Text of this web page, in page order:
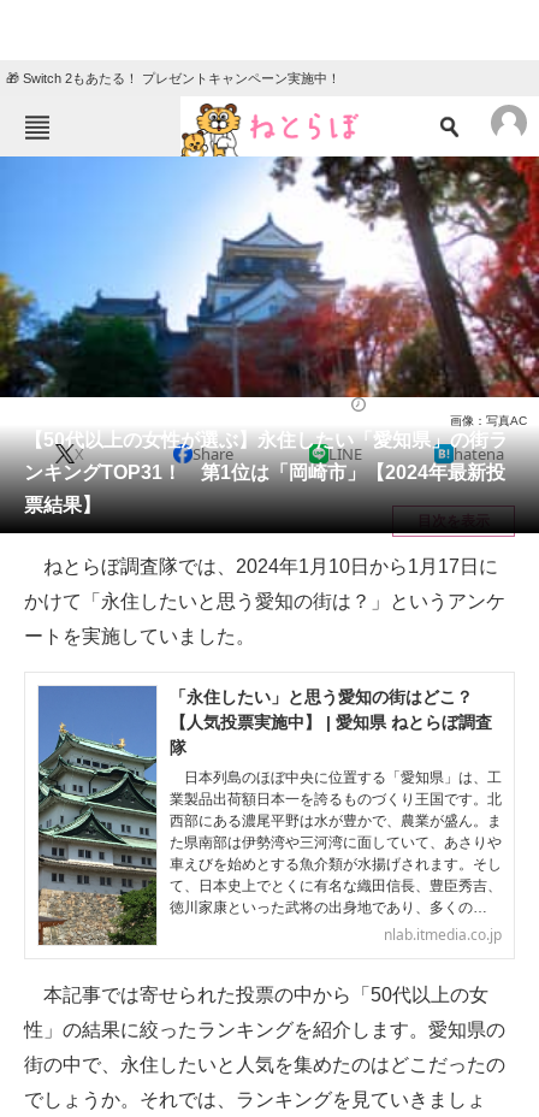
🎁 Switch 2もあたる！ プレゼントキャンペーン実施中！
ニュース
クイズ
グルメ 地域
住まい 教育・育児
動物 リサーチ
会員記事
メディア
注目記事を集めた総合ページ
ITの今と未来を見通す
スマホと通信の最新トレンド
進化するPCとデバイスの未来
好きが集まる 比べて選べる
ビジネスと働き方のヒント
AI活用のいまが分かる
企業ITのトレンドを詳説
マーケ×ITの今がよく分かる
ITエンジニア向け専門サイト
企業向けIT製品の総合サイト
【50代以上の女性が選ぶ】永住したい「愛知県」の街ラ
ンキングTOP31！ 第1位は「岡崎市」【2024年最新投
票結果】
画像：写真AC
X Share LINE hatena
目次を表示
ねとらぼ調査隊では、2024年1月10日から1月17日に
かけて「永住したいと思う愛知の街は？」というアンケ
ートを実施していました。
「永住したい」と思う愛知の街はどこ？
【人気投票実施中】 | 愛知県 ねとらぼ調査
隊
日本列島のほぼ中央に位置する「愛知県」は、工
業製品出荷額日本一を誇るものづくり王国です。北
西部にある濃尾平野は水が豊かで、農業が盛ん。ま
た県南部は伊勢湾や三河湾に面していて、あさりや
車えびを始めとする魚介類が水揚げされます。そし
て、日本史上でとくに有名な織田信長、豊臣秀吉、
徳川家康といった武将の出身地であり、多くの…
nlab.itmedia.co.jp
本記事では寄せられた投票の中から「50代以上の女
性」の結果に絞ったランキングを紹介します。愛知県の
街の中で、永住したいと人気を集めたのはどこだったの
でしょうか。それでは、ランキングを見ていきましょ